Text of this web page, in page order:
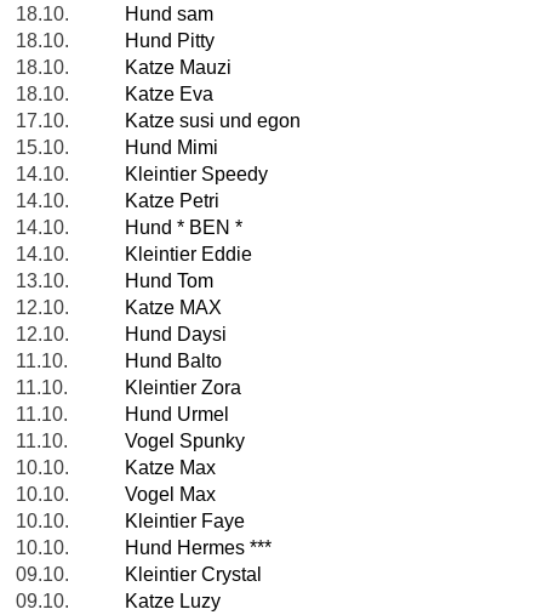
18.10.
Hund sam
18.10.
Hund Pitty
18.10.
Katze Mauzi
18.10.
Katze Eva
17.10.
Katze susi und egon
15.10.
Hund Mimi
14.10.
Kleintier Speedy
14.10.
Katze Petri
14.10.
Hund * BEN *
14.10.
Kleintier Eddie
13.10.
Hund Tom
12.10.
Katze MAX
12.10.
Hund Daysi
11.10.
Hund Balto
11.10.
Kleintier Zora
11.10.
Hund Urmel
11.10.
Vogel Spunky
10.10.
Katze Max
10.10.
Vogel Max
10.10.
Kleintier Faye
10.10.
Hund Hermes ***
09.10.
Kleintier Crystal
09.10.
Katze Luzy